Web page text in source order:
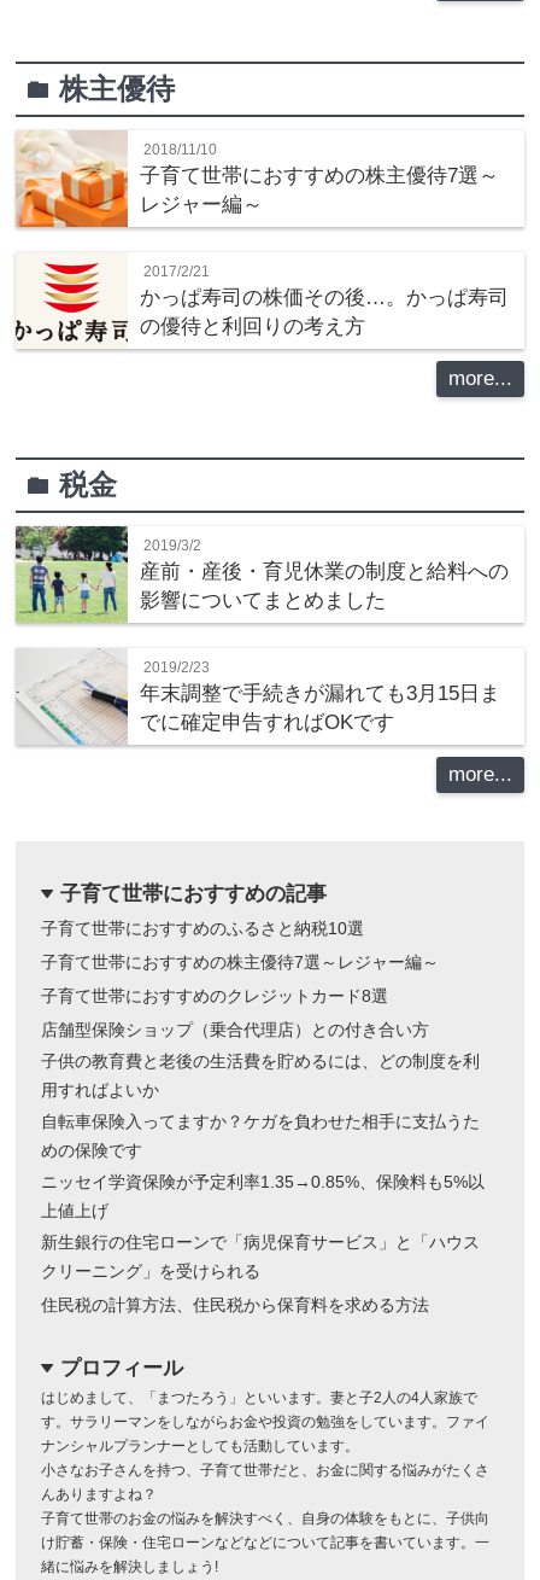
folder株主優待
2018/11/10
子育て世帯におすすめの株主優待7選～
レジャー編～
2017/2/21
かっぱ寿司の株価その後…。かっぱ寿司
の優待と利回りの考え方
more...
folder税金
2019/3/2
産前・産後・育児休業の制度と給料への
影響についてまとめました
2019/2/23
年末調整で手続きが漏れても3月15日ま
でに確定申告すればOKです
more...
dropdown 子育て世帯におすすめの記事
子育て世帯におすすめのふるさと納税10選
子育て世帯におすすめの株主優待7選～レジャー編～
子育て世帯におすすめのクレジットカード8選
店舗型保険ショップ（乗合代理店）との付き合い方
子供の教育費と老後の生活費を貯めるには、どの制度を利
用すればよいか
自転車保険入ってますか？ケガを負わせた相手に支払うた
めの保険です
ニッセイ学資保険が予定利率1.35→0.85%、保険料も5%以
上値上げ
新生銀行の住宅ローンで「病児保育サービス」と「ハウス
クリーニング」を受けられる
住民税の計算方法、住民税から保育料を求める方法
dropdown プロフィール
はじめまして、「まつたろう」といいます。妻と子2人の4人家族で
す。サラリーマンをしながらお金や投資の勉強をしています。ファイ
ナンシャルプランナーとしても活動しています。
小さなお子さんを持つ、子育て世帯だと、お金に関する悩みがたくさ
んありますよね？
子育て世帯のお金の悩みを解決すべく、自身の体験をもとに、子供向
け貯蓄・保険・住宅ローンなどなどについて記事を書いています。一
緒に悩みを解決しましょう!